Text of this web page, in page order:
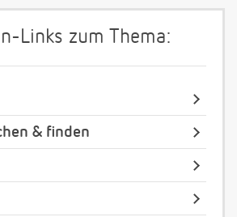
Links zum Thema:
& finden